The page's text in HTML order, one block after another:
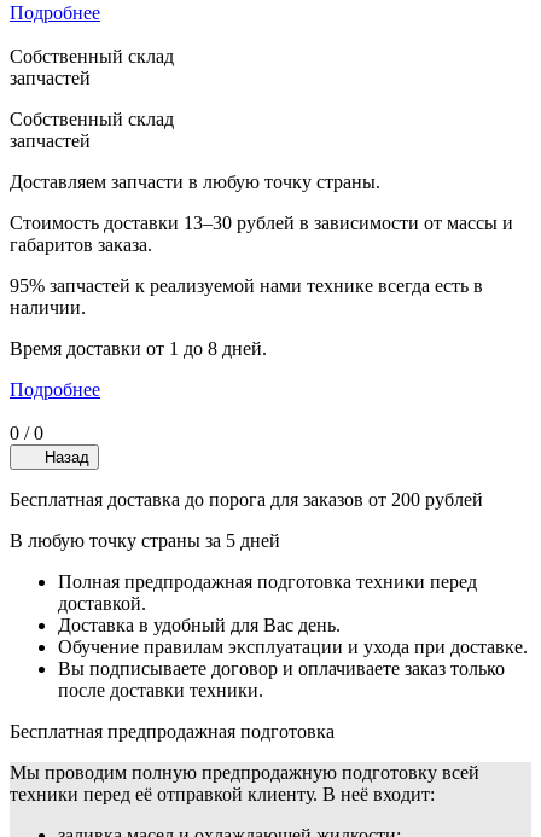
Подробнее
Собственный склад
запчастей
Собственный склад
запчастей
Доставляем запчасти в любую точку страны.
Стоимость доставки 13–30 рублей в зависимости от массы и
габаритов заказа.
95% запчастей к реализуемой нами технике всегда есть в
наличии.
Время доставки от 1 до 8 дней.
Подробнее
0 /0
Назад
Бесплатная доставка до порога для заказов от 200 рублей
В любую точку страны за 5 дней
Полная предпродажная подготовка техники перед
доставкой.
Доставка в удобный для Вас день.
Обучение правилам эксплуатации и ухода при доставке.
Вы подписываете договор и оплачиваете заказ только
после доставки техники.
Бесплатная предпродажная подготовка
Мы проводим полную предпродажную подготовку всей
техники перед её отправкой клиенту. В неё входит: